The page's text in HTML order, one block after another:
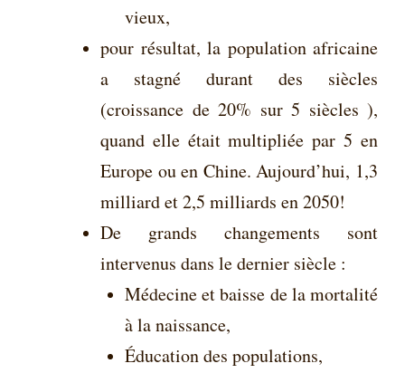
vieux,
pour résultat, la population africaine
a stagné durant des siècles
(croissance de 20% sur 5 siècles ),
quand elle était multipliée par 5 en
Europe ou en Chine. Aujourd’hui, 1,3
milliard et 2,5 milliards en 2050!
De grands changements sont
intervenus dans le dernier siècle :
Médecine et baisse de la mortalité
à la naissance,
Éducation des populations,